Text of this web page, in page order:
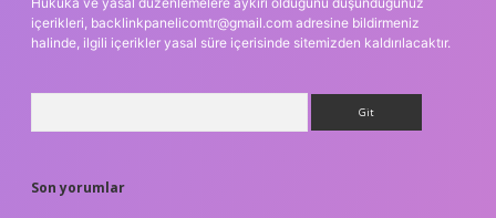
içerikleri, backlinkpanelicomtr@gmail.com adresine bildirmeniz
halinde, ilgili içerikler yasal süre içerisinde sitemizden kaldırılacaktır.
Son yorumlar